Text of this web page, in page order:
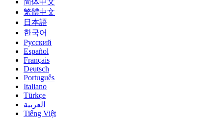
繁體中文
日本語
한국어
Русский
Español
Français
Deutsch
Português
Italiano
Türkçe
العربية
Tiếng Việt